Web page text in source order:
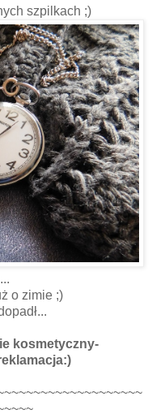
szpilkach ;)
o zimie ;)
kosmetyczny-